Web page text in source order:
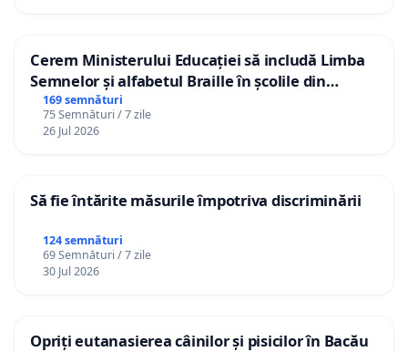
Cerem Ministerului Educației să includă Limba
Semnelor și alfabetul Braille în școlile din
Republica Moldova!
169 semnături
75 Semnături / 7 zile
26 Jul 2026
Să fie întărite măsurile împotriva discriminării
124 semnături
69 Semnături / 7 zile
30 Jul 2026
Opriți eutanasierea câinilor și pisicilor în Bacău